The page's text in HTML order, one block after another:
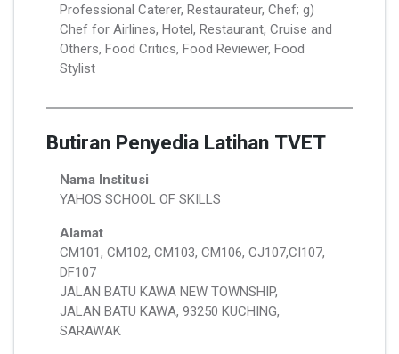
Professional Caterer, Restaurateur, Chef; g)
Chef for Airlines, Hotel, Restaurant, Cruise and
Others, Food Critics, Food Reviewer, Food
Stylist
Butiran Penyedia Latihan TVET
Nama Institusi
YAHOS SCHOOL OF SKILLS
Alamat
CM101, CM102, CM103, CM106, CJ107,CI107,
DF107
JALAN BATU KAWA NEW TOWNSHIP,
JALAN BATU KAWA, 93250 KUCHING,
SARAWAK